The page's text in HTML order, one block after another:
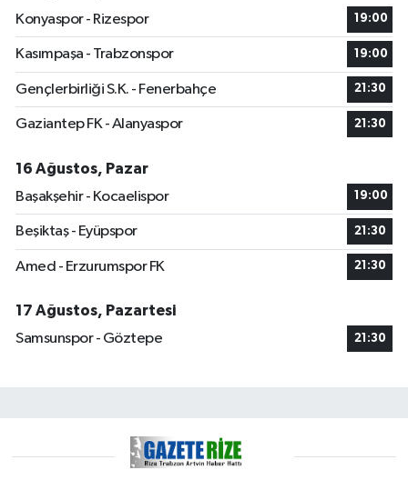
Konyaspor - Rizespor
19:00
Kasımpaşa - Trabzonspor 19:00
Gençlerbirliği S.K. - Fenerbahçe 21:30
Gaziantep FK - Alanyaspor 21:30
16 Ağustos, Pazar
Başakşehir - Kocaelispor
19:00
Beşiktaş - Eyüpspor 21:30
Amed - Erzurumspor FK 21:30
17 Ağustos, Pazartesi
Samsunspor - Göztepe
21:30